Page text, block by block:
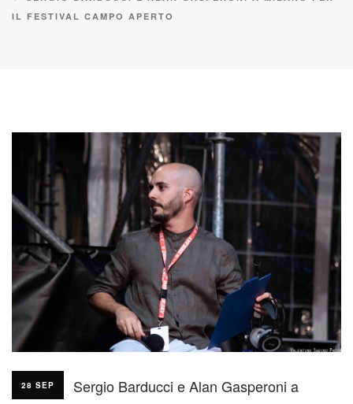
IL FESTIVAL CAMPO APERTO
28 SEP
Sergio Barducci e Alan Gasperoni a